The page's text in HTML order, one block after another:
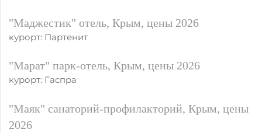
"Маджестик" отель, Крым, цены 2026
курорт: Партенит
"Марат" парк-отель, Крым, цены 2026
курорт: Гаспра
"Маяк" санаторий-профилакторий, Крым, цены
2026